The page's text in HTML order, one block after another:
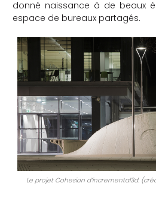
donné naissance à de beaux
espace de bureaux partagés.
Le projet Cohesion d’incremental3d.